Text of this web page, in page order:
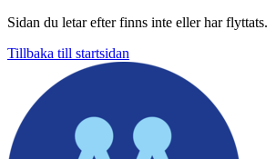
Sidan du letar efter finns inte eller har flyttats.
Tillbaka till startsidan